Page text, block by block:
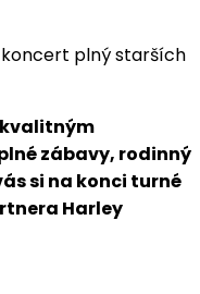
plný starších
zábavy, rodinný
si na konci turné
Harley